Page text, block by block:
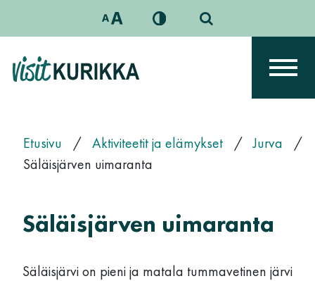
Päävalikko
Etusivu / Aktiviteetit ja elämykset / Jurva
/
Säläisjärven uimaranta
Säläisjärven uimaranta
Säläisjärvi on pieni ja matala tummavetinen järvi